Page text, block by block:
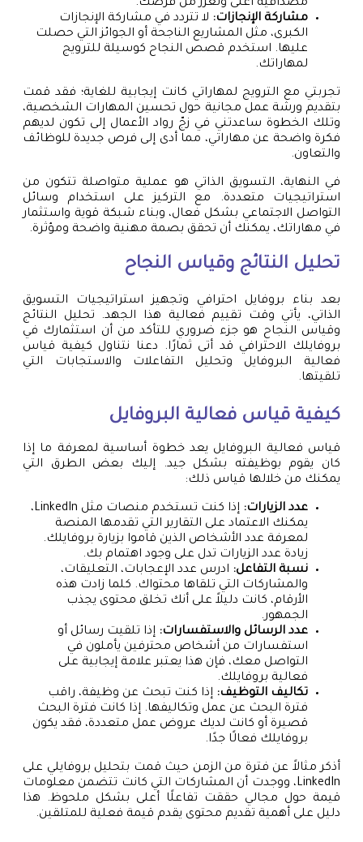
مصداقية أعلى وتعزز من فرصك.
مشاركة الإنجازات: لا تتردد في مشاركة الإنجازات
الكبرى، مثل المشاريع الناجحة أو الجوائز التي حصلت
عليها. استخدم قصص النجاح كوسيلة للترويج
لمهاراتك.
تجربتي مع الترويج لمهاراتي كانت إيجابية للغاية؛ فقد قمت
بتقديم ورشة عمل مجانية حول تحسين المهارات الشخصية،
وتلك الخطوة ساعدتني في زجّ رواد الأعمال إلى تكون لديهم
فكرة واضحة عن مهاراتي، مما أدى إلى فرص جديدة للوظائف
والتعاون.
في النهاية، التسويق الذاتي هو عملية متواصلة تتكون من
استراتيجيات متعددة. مع التركيز على استخدام وسائل
التواصل الاجتماعي بشكل فعال، وبناء شبكة قوية واستثمار
في مهاراتك، يمكنك أن تحقق بصمة مهنية واضحة ومؤثرة.
تحليل النتائج وقياس النجاح
بعد بناء بروفايل احترافي وتجهيز استراتيجيات التسويق
الذاتي، يأتي وقت تقييم فعالية هذا الجهد. تحليل النتائج
وقياس النجاح هو جزء ضروري للتأكد من أن استثمارك في
بروفايلك الاحترافي قد أتى ثمارًا. دعنا نتناول كيفية قياس
فعالية البروفايل وتحليل التفاعلات والاستجابات التي
تلقيتها.
كيفية قياس فعالية البروفايل
قياس فعالية البروفايل يعد خطوة أساسية لمعرفة ما إذا
كان يقوم بوظيفته بشكل جيد. إليك بعض الطرق التي
يمكنك من خلالها قياس ذلك:
عدد الزيارات:
إذا كنت تستخدم منصات مثل LinkedIn،
يمكنك الاعتماد على التقارير التي تقدمها المنصة
لمعرفة عدد الأشخاص الذين قاموا بزيارة بروفايلك.
زيادة عدد الزيارات تدل على وجود اهتمام بك.
نسبة التفاعل: ادرس عدد الإعجابات، التعليقات،
والمشاركات التي تلقاها محتواك. كلما زادت هذه
الأرقام، كانت دليلاً على أنك تخلق محتوى يجذب
الجمهور.
عدد الرسائل والاستفسارات: إذا تلقيت رسائل أو
استفسارات من أشخاص محترفين يأملون في
التواصل معك، فإن هذا يعتبر علامة إيجابية على
فعالية بروفايلك.
تكاليف التوظيف: إذا كنت تبحث عن وظيفة، راقب
فترة البحث عن عمل وتكاليفها. إذا كانت فترة البحث
قصيرة أو كانت لديك عروض عمل متعددة، فقد يكون
بروفايلك فعالًا جدًا.
أذكر مثالاً عن فترة من الزمن حيث قمت بتحليل بروفايلي على
LinkedIn، ووجدت أن المشاركات التي كانت تتضمن معلومات
قيمة حول مجالي حققت تفاعلًا أعلى بشكل ملحوظ. هذا
دليل على أهمية تقديم محتوى يقدم قيمة فعلية للمتلقين.